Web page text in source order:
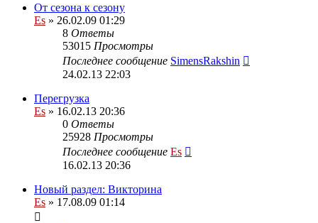
От сезона к сезону
Es » 26.02.09 01:29
8 Ответы
53015 Просмотры
Последнее сообщение SimensRakshin
24.02.13 22:03
Перегрузка
Es » 16.02.13 20:36
0 Ответы
25928 Просмотры
Последнее сообщение Es
16.02.13 20:36
Новый раздел: Викторина
Es » 17.08.09 01:14